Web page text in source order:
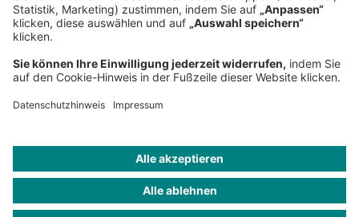
NEWSROOM
IMPRESSUM
HILFE
DATENSCHUTZ
COOKIES